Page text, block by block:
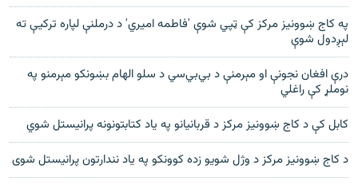
په کاج ښوونیز مرکز کې ټپي شوې 'فاطمه امیري' د درملنې لپاره ترکیې ته
لېږدول شوې
درې افغان نجونې او مېرمنې د بي‌بي‌سي د سلو الهام بښونکو مېرمنو په
نوملړ کې راغلي
کابل کې د کاج ښوونیز مرکز د قربانیانو په یاد کتابتونونه پرانیستل شوي
د کاج ښوونیز مرکز د وژل شویو زده کوونکو په یاد نندارتون پرانیستل شوی